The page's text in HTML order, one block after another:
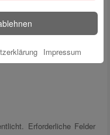
Beraterinnen und Berater
Erforderliche Felder
Impressum